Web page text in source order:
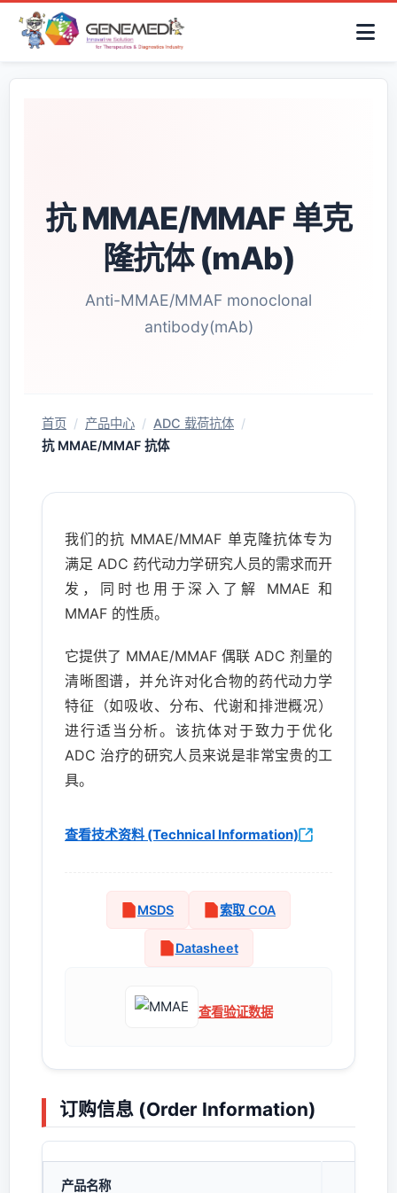
抗 MMAE/MMAF 单克
隆抗体 (mAb)
Anti-MMAE/MMAF monoclonal
antibody(mAb)
首页 / 产品中心 / ADC 载荷抗体 /
抗 MMAE/MMAF 抗体
我们的抗 MMAE/MMAF 单克隆抗体专为
满足 ADC 药代动力学研究人员的需求而开
发，同时也用于深入了解 MMAE 和
MMAF 的性质。
它提供了 MMAE/MMAF 偶联 ADC 剂量的
清晰图谱，并允许对化合物的药代动力学
特征（如吸收、分布、代谢和排泄概况）
进行适当分析。该抗体对于致力于优化
ADC 治疗的研究人员来说是非常宝贵的工
具。
查看技术资料 (Technical Information)
MSDS 索取 COA
Datasheet
查看验证数据
订购信息 (Order Information)
产品名称